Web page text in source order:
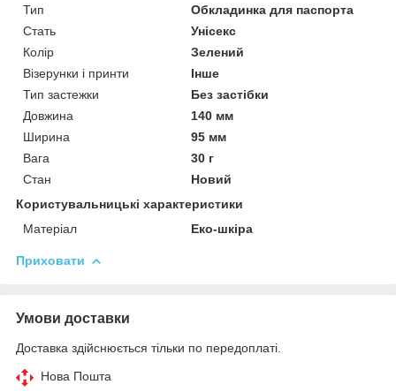
Тип
Обкладинка для паспорта
Стать
Унісекс
Колір
Зелений
Візерунки і принти
Інше
Тип застежки
Без застібки
Довжина
140 мм
Ширина
95 мм
Вага
30 г
Стан
Новий
Користувальницькі характеристики
Матеріал
Еко-шкіра
Приховати
Умови доставки
Доставка здійснюється тільки по передоплаті.
Нова Пошта